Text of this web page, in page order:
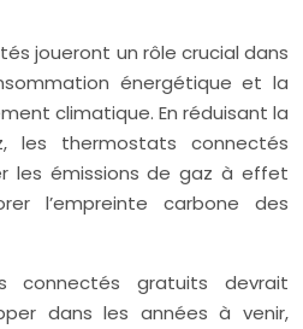
joueront un rôle crucial dans
énergétique et la
climatique. En réduisant la
les thermostats connectés
les émissions de gaz à effet
l’empreinte carbone des
connectés gratuits devrait
dans les années à venir,